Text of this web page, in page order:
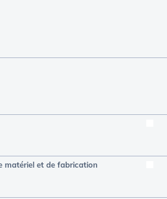
matériel et de fabrication